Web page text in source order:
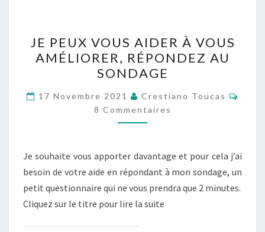
PEUX
VOUS
AIDER
À
VOUS
AMÉLIORER,
AU
SONDAGE
JE PEUX VOUS AIDER À VOUS
AMÉLIORER, RÉPONDEZ AU
SONDAGE
17 Novembre 2021 Crestiano Toucas
8 Commentaires
Je souhaite vous apporter davantage et pour cela j’ai
besoin de votre aide en répondant à mon sondage, un
petit questionnaire qui ne vous prendra que 2 minutes.
Cliquez sur le titre pour lire la suite